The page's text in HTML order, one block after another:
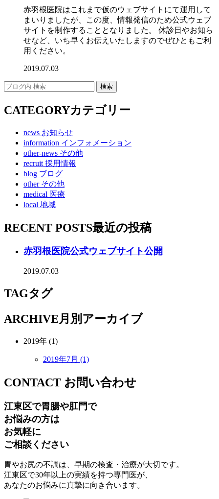
赤羽根医院はこれまで仮のウェブサイトにて運用して
まいりましたが、この度、情報発信のため公式ウェブ
サイトを制作することとなりました。 休診日やお知ら
せなど、いち早くお伝えいたしますのでぜひともご利
用ください。
2019.07.03
CATEGORYカテゴリー
news お知らせ
information インフォメーション
other-news その他
recruit 採用情報
blog ブログ
other その他
medical 医療
local 地域
RECENT POSTS最近の投稿
赤羽根医院公式ウェブサイト公開
2019.07.03
TAGタグ
ARCHIVE月別アーカイブ
2019年 (1)
2019年7月 (1)
CONTACT お問い合わせ
江東区で胃腸や肛門で
お悩みの方は
お気軽に
ご相談ください
胃やお尻の不調は、早期の検査・治療が大切です。
江東区で30年以上の実績を持つ専門医が、
あなたのお悩みに真摯に向き合います。